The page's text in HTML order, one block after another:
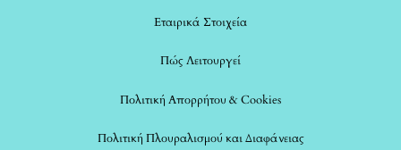
Εταιρικά Στοιχεία
Πώς Λειτουργεί
Πολιτική Απορρήτου & Cookies
Πολιτική Πλουραλισμού και Διαφάνειας